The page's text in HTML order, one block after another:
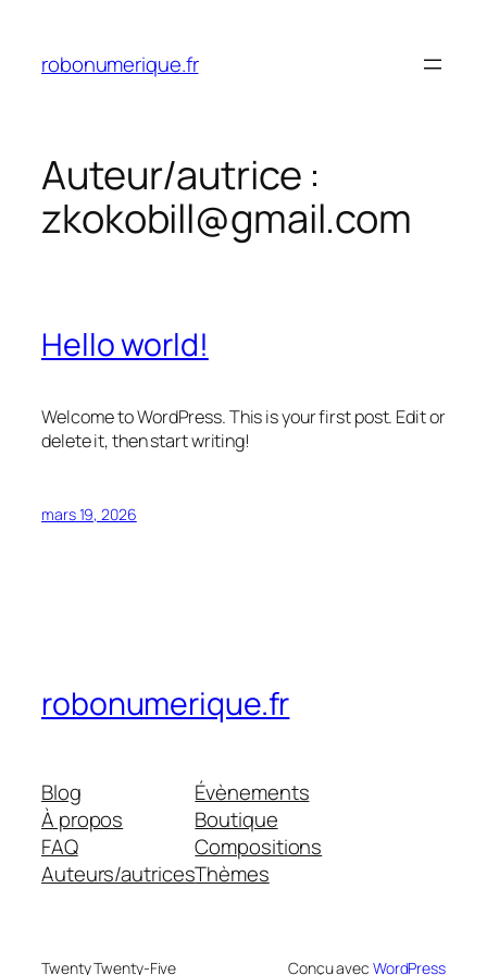
contenu
robonumerique.fr
Auteur/autrice :
zkokobill@gmail.com
Hello world!
Welcome to WordPress. This is your first post. Edit or
delete it, then start writing!
mars 19, 2026
robonumerique.fr
Blog
À propos
FAQ
Auteurs/autrices
Évènements
Boutique
Compositions
Thèmes
Twenty Twenty-Five Conçu avec WordPress